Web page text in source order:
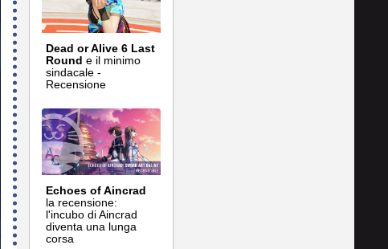
Dead or Alive 6 Last
Round e il minimo
sindacale -
Recensione
Echoes of Aincrad
la recensione:
l'incubo di Aincrad
diventa una lunga
corsa